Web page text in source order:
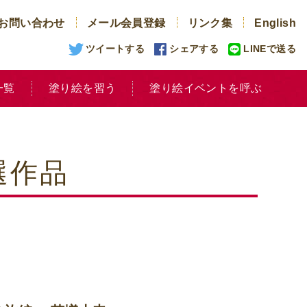
問い合わせ メール会員登録 リンク集 English
ツイートする シェアする LINEで送る
覧 塗り絵を習う 塗り絵イベントを呼ぶ
品